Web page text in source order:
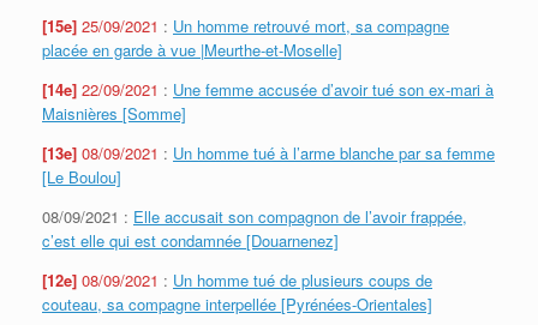
[15e] 25/09/2021 : Un homme retrouvé mort, sa compagne
placée en garde à vue |Meurthe-et-Moselle]
[14e] 22/09/2021 : Une femme accusée d’avoir tué son ex-mari à
Maisnières [Somme]
[13e] 08/09/2021 : Un homme tué à l’arme blanche par sa femme
[Le Boulou]
08/09/2021 : Elle accusait son compagnon de l’avoir frappée,
c’est elle qui est condamnée [Douarnenez]
[12e] 08/09/2021 : Un homme tué de plusieurs coups de
couteau, sa compagne interpellée [Pyrénées-Orientales]